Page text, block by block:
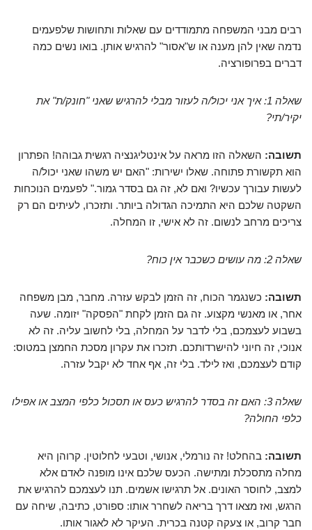
רבים מבני המשפחה מתמודדים עם שאלות ותחושות שלפעמים
נדמה שאין להן מענה או ש"אסור" להרגיש אותן. בואו נשים כמה
דברים בפרופורציה.
שאלה 1: איך אני יכול/ה לעזור מבלי להרגיש שאני "חונק/ת" את
יקיר/תי?
תשובה: השאלה הזו מראה על אינטליגנציה רגשית גבוהה! הפתרון
הוא תקשורת פתוחה. שאלו ישירות: "האם יש משהו שאני יכול/ה
לעשות עבורך עכשיו? ואם לא, זה גם בסדר גמור." לפעמים הנוכחות
השקטה שלכם היא התמיכה הגדולה ביותר. ותזכרו, לעיתים הם רק
צריכים מרחב לנשום. זה לא אישי, זו המחלה.
שאלה 2: מה עושים כשכבר אין כוח?
תשובה: כשנגמר הכוח, זה הזמן לבקש עזרה. מחבר, מבן משפחה
אחר, או מאנשי מקצוע. זה גם הזמן לקחת "הפסקה" יזומה. שעה
בשבוע לעצמכם, בלי לדבר על המחלה, בלי לחשוב עליה. זה לא
אנוכי, זה חיוני להישרדותכם. תזכרו את עקרון מסכת החמצן במטוס:
קודם לעצמכם, ואז לילד. בלי זה, אף אחד לא יקבל עזרה.
שאלה 3: האם זה בסדר להרגיש כעס או תסכול כלפי המצב או אפילו
כלפי החולה?
תשובה: בהחלט! זה נורמלי, אנושי, וטבעי לחלוטין. קרוהן היא
מחלה מתסכלת ומתישה. הכעס שלכם אינו מופנה לאדם אלא
למצב, לחוסר האונים. אל תרגישו אשמים. תנו לעצמכם להרגיש את
הרגש, ואז מצאו דרך בריאה לשחרר אותו: ספורט, כתיבה, שיחה עם
חבר קרוב, או צעקה קטנה בכרית. העיקר לא לאגור אותו.